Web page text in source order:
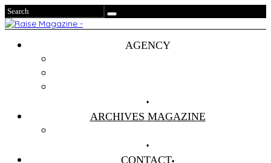
AGENCY
ARCHIVES MAGAZINE
CONTACT